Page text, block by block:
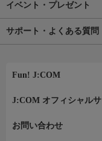
イベント・プレゼント
サポート・よくある質問
Fun! J:COM
J:COM オフィシャルサ
お問い合わせ